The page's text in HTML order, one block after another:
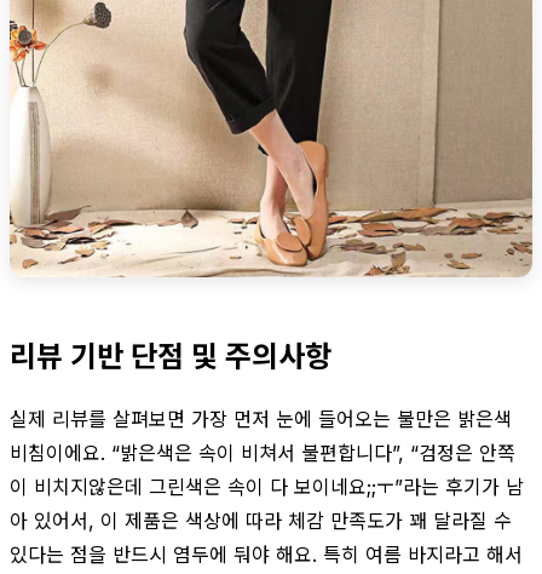
리뷰 기반 단점 및 주의사항
실제 리뷰를 살펴보면 가장 먼저 눈에 들어오는 불만은 밝은색
비침이에요. “밝은색은 속이 비쳐서 불편합니다”, “검정은 안쪽
이 비치지않은데 그린색은 속이 다 보이네요;;ㅜ”라는 후기가 남
아 있어서, 이 제품은 색상에 따라 체감 만족도가 꽤 달라질 수
있다는 점을 반드시 염두에 둬야 해요. 특히 여름 바지라고 해서